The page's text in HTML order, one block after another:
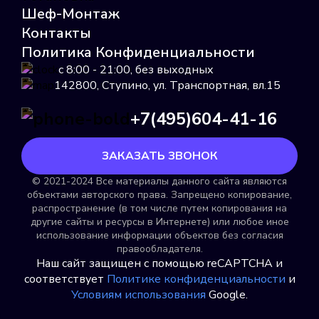
Выбрать
Пульсар
Подробнее
Выбрать
Шеф-Монтаж
Контакты
Политика Конфиденциальности
с 8:00 - 21:00, без выходных
142800, Ступино, ул. Транспортная, вл.15
+7(495)604-41-16
ЗАКАЗАТЬ ЗВОНОК
© 2021-2024 Все материалы данного сайта являются
объектами авторского права. Запрещено копирование,
распространение (в том числе путем копирования на
другие сайты и ресурсы в Интернете) или любое иное
использование информации объектов без согласия
правообладателя.
Наш сайт защищен с помощью reCAPTCHA и
соответствует Политике конфиденциальности и
Условиям использования Google.